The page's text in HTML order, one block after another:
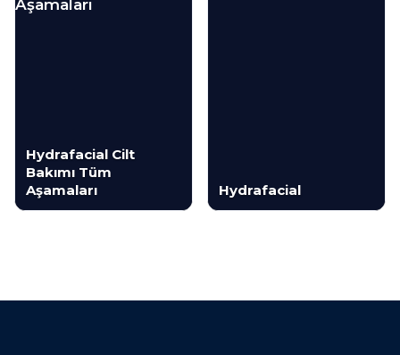
Hydrafacial Cilt
Bakımı Tüm
Aşamaları
Hydrafacial